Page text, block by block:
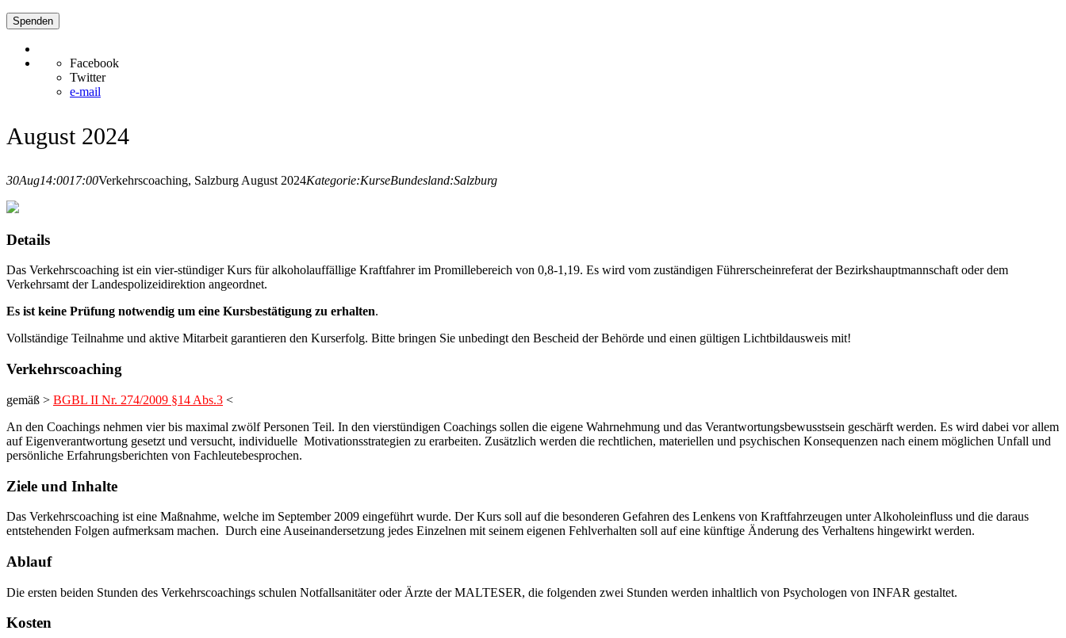
Spenden
Facebook
Twitter
e-mail
August 2024
30Aug14:0017:00Verkehrscoaching, Salzburg August 2024Kategorie:KurseBundesland:Salzburg
Details
Das Verkehrscoaching ist ein vier-stündiger Kurs für alkoholauffällige Kraftfahrer im Promillebereich von 0,8-1,19. Es wird vom zuständigen Führerscheinreferat der Bezirkshauptmannschaft oder dem
Verkehrsamt der Landespolizeidirektion angeordnet.
Es ist keine Prüfung notwendig um eine Kursbestätigung zu erhalten.
Vollständige Teilnahme und aktive Mitarbeit garantieren den Kurserfolg. Bitte bringen Sie unbedingt den Bescheid der Behörde und einen gültigen Lichtbildausweis mit!
Verkehrscoaching
gemäß > BGBL II Nr. 274/2009 §14 Abs.3 <
An den Coachings nehmen vier bis maximal zwölf Personen Teil. In den vierstündigen Coachings sollen die eigene Wahrnehmung und das Verantwortungsbewusstsein geschärft werden. Es wird dabei vor allem
auf Eigenverantwortung gesetzt und versucht, individuelle Motivationsstrategien zu erarbeiten. Zusätzlich werden die rechtlichen, materiellen und psychischen Konsequenzen nach einem möglichen Unfall und
persönliche Erfahrungsberichten von Fachleutebesprochen.
Ziele und Inhalte
Das Verkehrscoaching ist eine Maßnahme, welche im September 2009 eingeführt wurde. Der Kurs soll auf die besonderen Gefahren des Lenkens von Kraftfahrzeugen unter Alkoholeinfluss und die daraus
entstehenden Folgen aufmerksam machen. Durch eine Auseinandersetzung jedes Einzelnen mit seinem eigenen Fehlverhalten soll auf eine künftige Änderung des Verhaltens hingewirkt werden.
Ablauf
Die ersten beiden Stunden des Verkehrscoachings schulen Notfallsanitäter oder Ärzte der MALTESER, die folgenden zwei Stunden werden inhaltlich von Psychologen von INFAR gestaltet.
Kosten